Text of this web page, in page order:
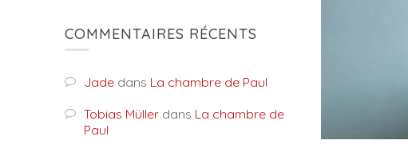
COMMENTAIRES RÉCENTS
Jade dans La chambre de Paul
Tobias Müller dans La chambre de
Paul